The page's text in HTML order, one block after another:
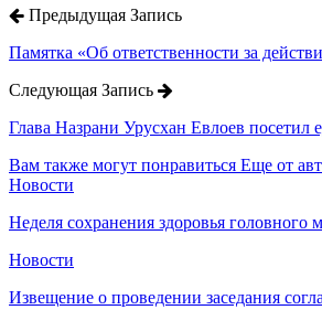
Предыдущая Запись
Памятка «Об ответственности за
Следующая Запись
Глава Назрани Урусхан Евлоев
Вам также могут понравиться Еще от
Новости
Неделя сохранения здоровья головного
Новости
Извещение о проведении заседания